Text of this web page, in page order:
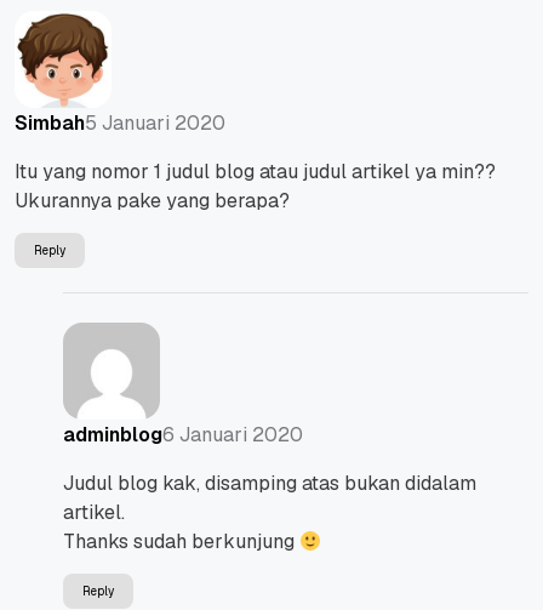
Simbah5 Januari 2020
Itu yang nomor 1 judul blog atau judul artikel ya min??
Ukurannya pake yang berapa?
Reply
adminblog6 Januari 2020
Judul blog kak, disamping atas bukan didalam
artikel.
Thanks sudah berkunjung
Reply